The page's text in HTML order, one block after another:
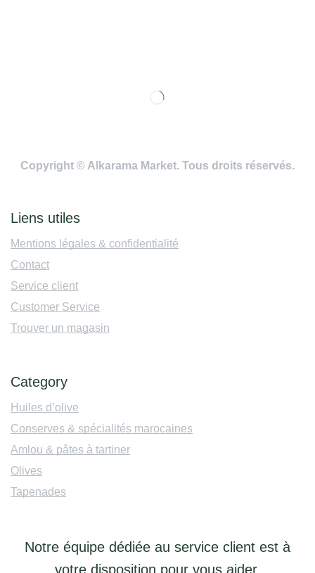
Copyright © Alkarama Market. Tous droits réservés.
Liens utiles
Mentions légales & confidentialité
Contact
Service client
Customer Service
Trouver un magasin
Category
Huiles d’olive
Conserves & spécialités marocaines
Amlou & pâtes à tartiner
Olives
Tapenades
Notre équipe dédiée au service client est à
votre disposition pour vous aider.